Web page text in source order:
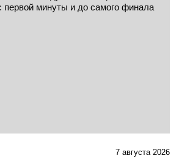
7 августа 2026